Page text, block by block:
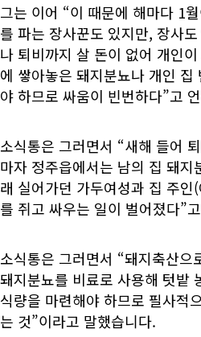
그는 이어 “이 때문에 해마다 1
를 파는 장사꾼도 있지만, 장사
나 퇴비까지 살 돈이 없어 개인
에 쌓아놓은 돼지분뇨나 개인 집
야 하므로 싸움이 빈번하다”고
소식통은 그러면서 “새해 들어
마자 정주읍에서는 남의 집 돼지
래 실어가던 가두여성과 집 주인
를 쥐고 싸우는 일이 벌어졌다”
소식통은 그러면서 “돼지축산으
돼지분뇨를 비료로 사용해 텃밭
식량을 마련해야 하므로 필사적
는 것”이라고 말했습니다.